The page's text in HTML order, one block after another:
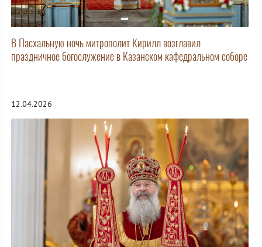
В Пасхальную ночь митрополит Кирилл возглавил
праздничное богослужение в Казанском кафедральном соборе
12.04.2026